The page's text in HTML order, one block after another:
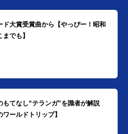
ド大賞受賞曲から【やっぴー！昭和
でも】
もてなし“テランガ”を識者が解説
ワールドトリップ】